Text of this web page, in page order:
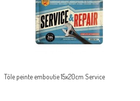
Tôle peinte emboutie 15x20cm Service